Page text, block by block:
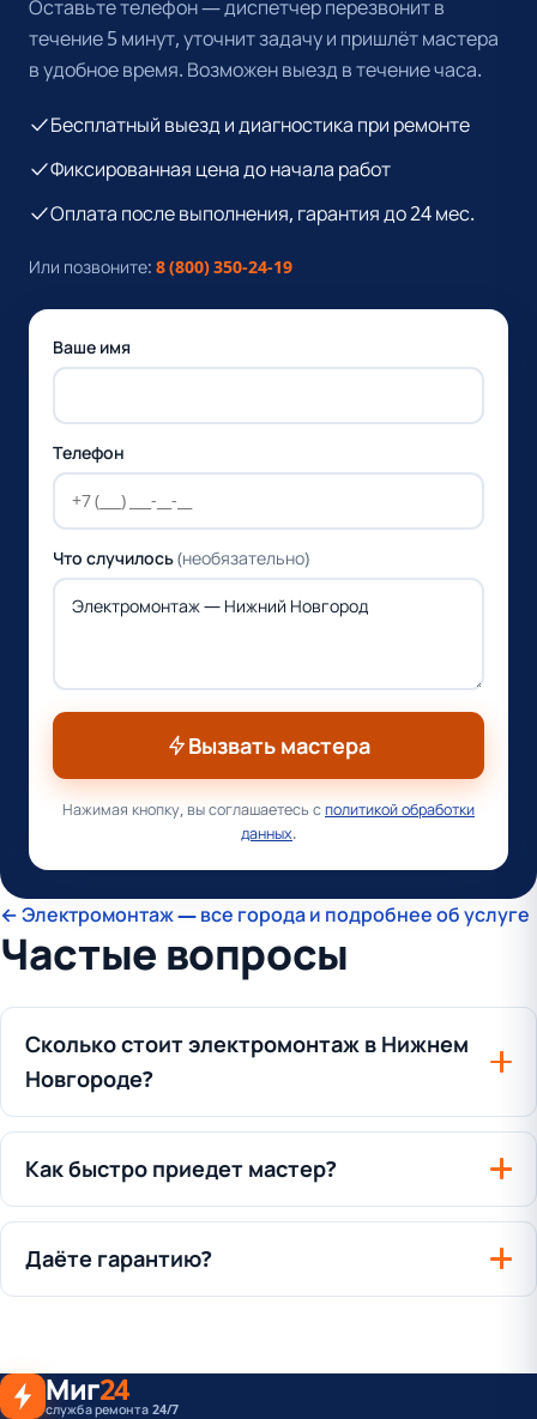
Оставьте телефон — диспетчер перезвонит в
течение 5 минут, уточнит задачу и пришлёт мастера
в удобное время. Возможен выезд в течение часа.
Бесплатный выезд и диагностика при ремонте
Фиксированная цена до начала работ
Оплата после выполнения, гарантия до 24 мес.
Или позвоните: 8 (800) 350-24-19
Ваше имя
Телефон
Что случилось(необязательно)
Вызвать мастера
Нажимая кнопку, вы соглашаетесь сполитикой обработки
данных.
← Электромонтаж — все города и подробнее об услуге
Частые вопросы
Сколько стоит электромонтаж в Нижнем
Новгороде?
Как быстро приедет мастер?
Даёте гарантию?
Миг24
служба ремонта 24/7